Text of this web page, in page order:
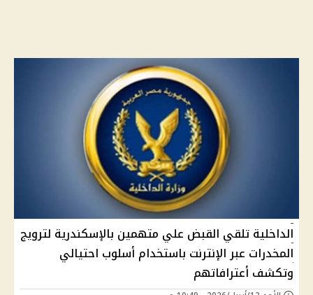
الداخلية تلقي القبض علي متهمين بالإسكندرية لترويج
المخدرات عبر الإنترنت باستخدام أسلوب احتيالي
وتكشف أعترافاتهم